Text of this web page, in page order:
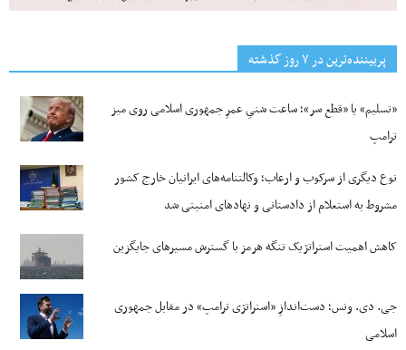
پربیننده‌ترین‌ در ۷ روز گذشته
«تسلیم» یا «قطع سر»؛ ساعت شنیِ عمرِ جمهوری اسلامی روی میز
ترامپ
نوع دیگری از سرکوب و ارعاب؛ وکالتنامه‌های ایرانیان خارج کشور
مشروط به استعلام از دادستانی و نهادهای امنیتی شد
کاهش اهمیت استراتژیک تنگه‌ هرمز با گسترش مسیرهای جایگزین
جی‌. دی. ونس؛ دست‌اندازِ «استراتژی ترامپ» در مقابل جمهوری
اسلامی